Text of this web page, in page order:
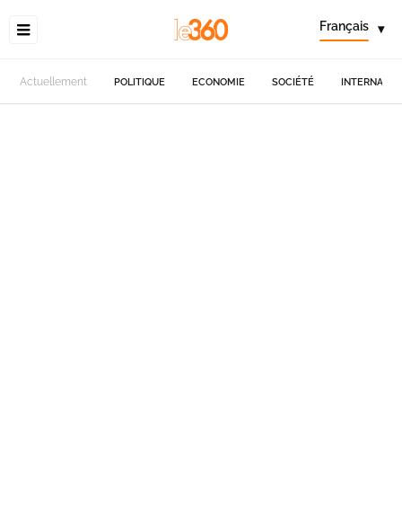
Français ▾
Actuellement POLITIQUE ECONOMIE SOCIÉTÉ